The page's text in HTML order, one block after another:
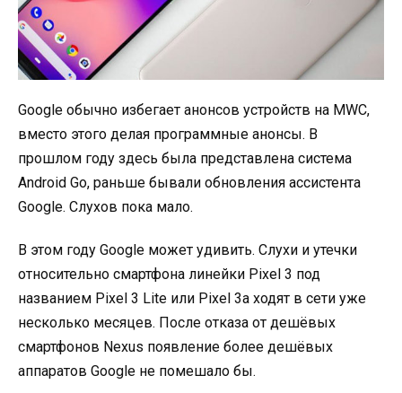
Google обычно избегает анонсов устройств на MWC,
вместо этого делая программные анонсы. В
прошлом году здесь была представлена система
Android Go, раньше бывали обновления ассистента
Google. Слухов пока мало.
В этом году Google может удивить. Слухи и утечки
относительно смартфона линейки Pixel 3 под
названием Pixel 3 Lite или Pixel 3a ходят в сети уже
несколько месяцев. После отказа от дешёвых
смартфонов Nexus появление более дешёвых
аппаратов Google не помешало бы.